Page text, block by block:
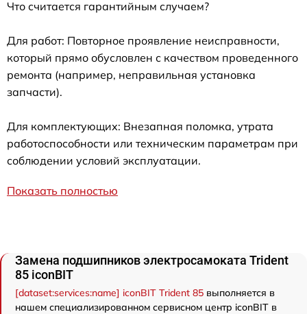
Что считается гарантийным случаем?
Для работ: Повторное проявление неисправности,
который прямо обусловлен с качеством проведенного
ремонта (например, неправильная установка
запчасти).
Для комплектующих: Внезапная поломка, утрата
работоспособности или техническим параметрам при
соблюдении условий эксплуатации.
Показать полностью
Замена подшипников электросамоката Trident
85 iconBIT
[dataset:services:name] iconBIT Trident 85 выполняется в
нашем специализированном сервисном центр iconBIT в